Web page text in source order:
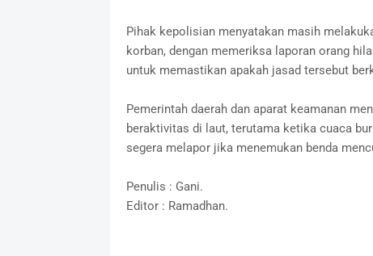
Pihak kepolisian menyatakan masih
korban, dengan memeriksa laporan orang
untuk memastikan apakah jasad tersebut
Pemerintah daerah dan aparat keamanan
beraktivitas di laut, terutama ketika cuaca
segera melapor jika menemukan benda
Penulis : Gani.
Editor : Ramadhan.